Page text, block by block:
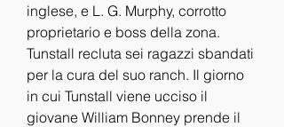
inglese, e L. G. Murphy, corrotto
proprietario e boss della zona.
Tunstall recluta sei ragazzi sbandati
per la cura del suo ranch. Il giorno
in cui Tunstall viene ucciso il
giovane William Bonney prende il